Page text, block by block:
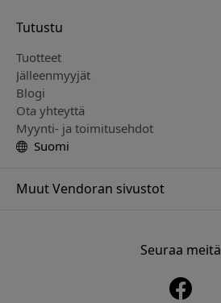
Tutustu
Tuotteet
Jälleenmyyjät
Blogi
Ota yhteyttä
Myynti- ja toimitusehdot
Suomi
Muut Vendoran sivustot
Seuraa meitä